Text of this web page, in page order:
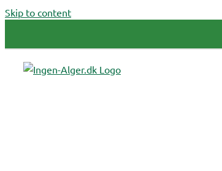
Skip to content